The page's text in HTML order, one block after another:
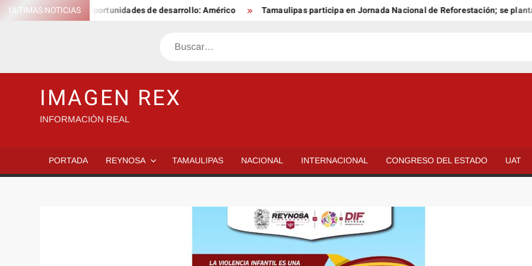
Saltar
ÚLTIMAS NOTICIAS
tengan mejores oportunidades de desarrollo: Américo Tamaulipas participa en Jornada Nacional de Reforestación; se plantarán
Buscar
IMAGEN REX
INFORMACIÓN REAL
PORTADA REYNOSA TAMAULIPAS NACIONAL INTERNACIONAL CONGRESO DEL ESTADO UAT